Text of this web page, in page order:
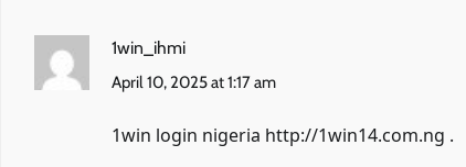
1win_ihmi
April 10, 2025 at 1:17 am
1win login nigeria http://1win14.com.ng .